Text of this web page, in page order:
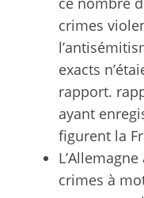
crimes
exacts
rapport.
ayant
figurent la
crimes à